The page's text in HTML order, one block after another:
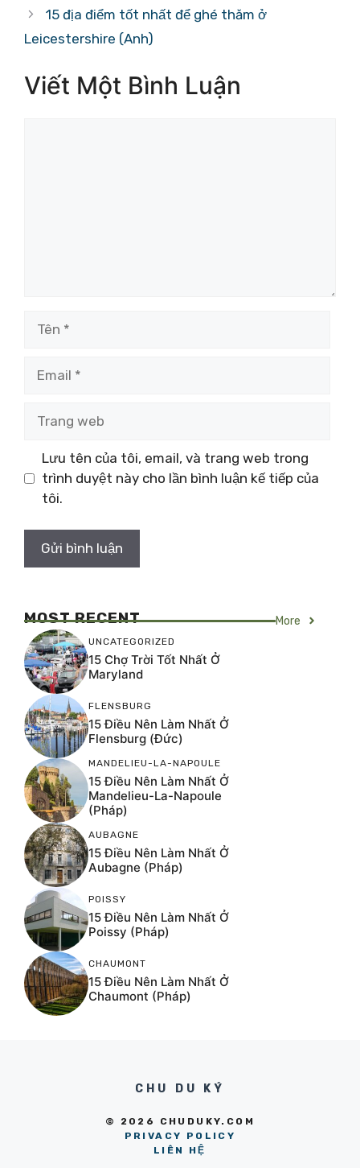
15 địa điểm tốt nhất để ghé thăm ở
Leicestershire (Anh)
Viết Một Bình Luận
Lưu tên của tôi, email, và trang web trong
trình duyệt này cho lần bình luận kế tiếp của
tôi.
MOST RECENT More
UNCATEGORIZED
15 Chợ Trời Tốt Nhất Ở
Maryland
FLENSBURG
15 Điều Nên Làm Nhất Ở
Flensburg (Đức)
MANDELIEU-LA-NAPOULE
15 Điều Nên Làm Nhất Ở
Mandelieu-La-Napoule
(Pháp)
AUBAGNE
15 Điều Nên Làm Nhất Ở
Aubagne (Pháp)
POISSY
15 Điều Nên Làm Nhất Ở
Poissy (Pháp)
CHAUMONT
15 Điều Nên Làm Nhất Ở
Chaumont (Pháp)
CHU DU KÝ
© 2026 CHUDUKY.COM
PRIVACY POLICY
LIÊN HỆ